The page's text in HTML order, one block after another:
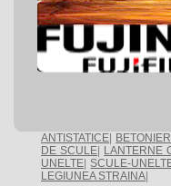
ANTISTATICE
DE SCULE
LANTERNE
UNELTE SCULE-
LEGIUNEA STRAINA